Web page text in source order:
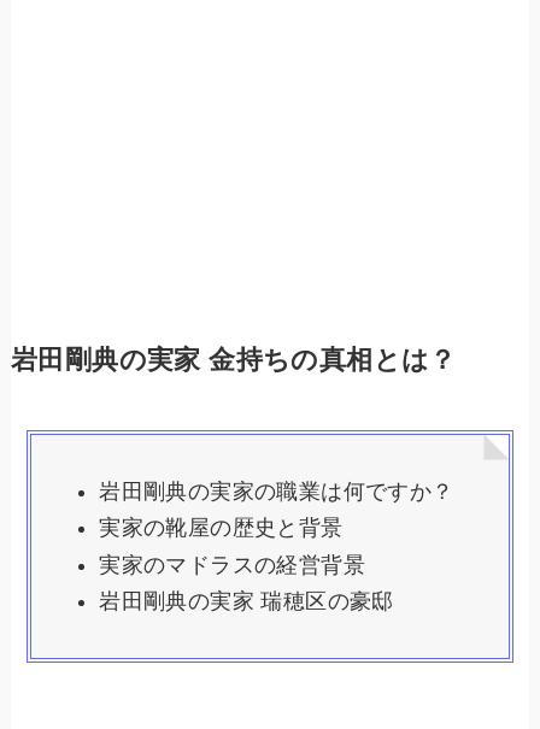
岩田剛典の実家 金持ちの真相とは？
岩田剛典の実家の職業は何ですか？
実家の靴屋の歴史と背景
実家のマドラスの経営背景
岩田剛典の実家 瑞穂区の豪邸